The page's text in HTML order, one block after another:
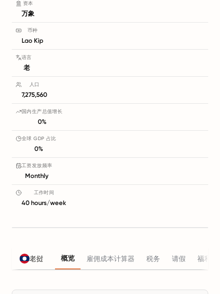
资本
万象
币种
Lao Kip
语言
老
人口
7,275,560
国内生产总值增长
0%
全球 GDP 占比
0%
工资发放频率
Monthly
工作时间
40 hours/week
老挝 概览 雇佣成本计算器 税务 请假 福利